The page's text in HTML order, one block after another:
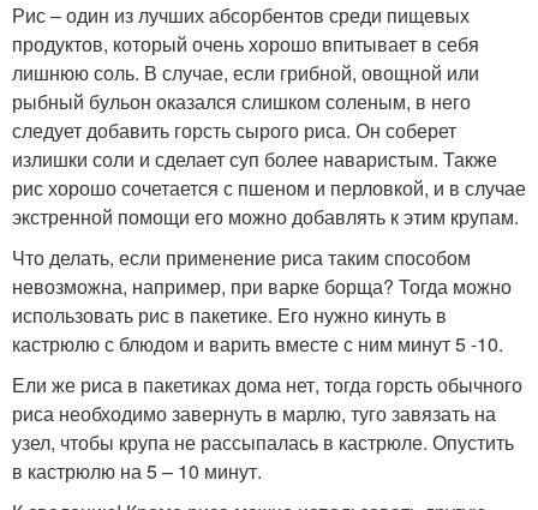
Рис – один из лучших абсорбентов среди пищевых
продуктов, который очень хорошо впитывает в себя
лишнюю соль. В случае, если грибной, овощной или
рыбный бульон оказался слишком соленым, в него
следует добавить горсть сырого риса. Он соберет
излишки соли и сделает суп более наваристым. Также
рис хорошо сочетается с пшеном и перловкой, и в случае
экстренной помощи его можно добавлять к этим крупам.
Что делать, если применение риса таким способом
невозможна, например, при варке борща? Тогда можно
использовать рис в пакетике. Его нужно кинуть в
кастрюлю с блюдом и варить вместе с ним минут 5 -10.
Ели же риса в пакетиках дома нет, тогда горсть обычного
риса необходимо завернуть в марлю, туго завязать на
узел, чтобы крупа не рассыпалась в кастрюле. Опустить
в кастрюлю на 5 – 10 минут.